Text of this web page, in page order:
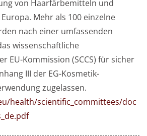
von Haarfärbemitteln und
Mehr als 100 einzelne
nach einer umfassenden
wissenschaftliche
EU-Kommission (SCCS) für sicher
III der EG-Kosmetik-
health/scientific_committees/doc